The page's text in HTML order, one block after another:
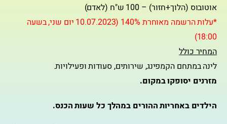
אוטובוס (הלוך+חזור) – 100 ש"ח (לאדם)
*עלות הרשמה מאוחרת 140% (10.07.2023 יום שני, בשעה
18:00)
המחיר כולל
לינה במתחם הקמפינג, שירותים, סעודות ופעילויות.
מזרנים יסופקו במקום.
הילדים באחריות ההורים במהלך כל שעות הכנס.